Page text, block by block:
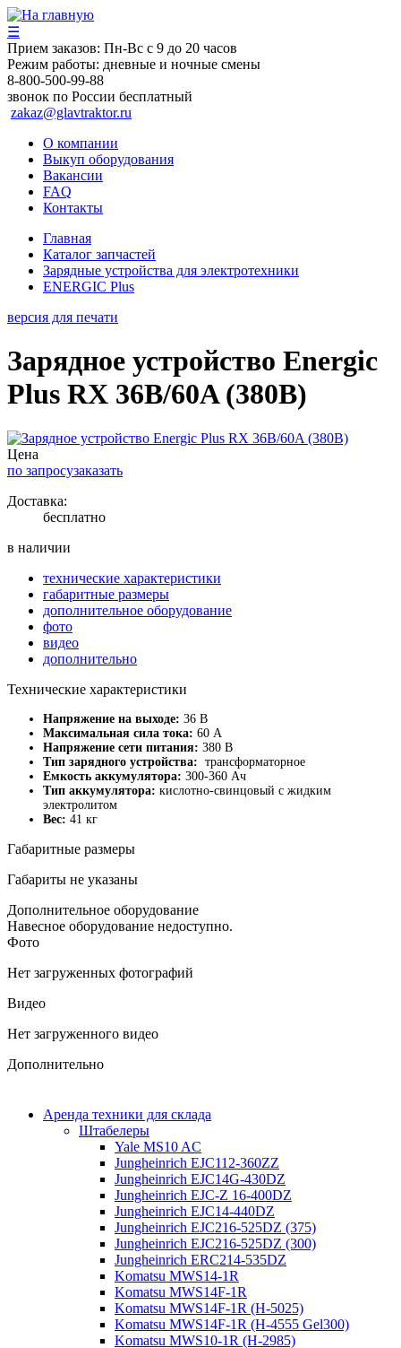
☰
Прием заказов: Пн-Вс с 9 до 20 часов
Режим работы: дневные и ночные смены
8-800-500-99-88
звонок по России бесплатный
zakaz@glavtraktor.ru
О компании
Выкуп оборудования
Вакансии
FAQ
Контакты
Главная
Каталог запчастей
Зарядные устройства для электротехники
ENERGIC Plus
версия для печати
Зарядное устройство Energic
Plus RX 36B/60A (380B)
Цена
по запросузаказать
Доставка:
бесплатно
в наличии
технические характеристики
габаритные размеры
дополнительное оборудование
фото
видео
дополнительно
Технические характеристики
Напряжение на выходе: 36 В
Максимальная сила тока: 60 А
Напряжение сети питания: 380 В
Тип зарядного устройства: трансформаторное
Емкость аккумулятора: 300-360 Ач
Тип аккумулятора: кислотно-свинцовый с жидким
электролитом
Вес: 41 кг
Габаритные размеры
Габариты не указаны
Дополнительное оборудование
Навесное оборудование недоступно.
Фото
Нет загруженных фотографий
Видео
Нет загруженного видео
Дополнительно
Аренда техники для склада
Штабелеры
Yale MS10 AC
Jungheinrich EJC112-360ZZ
Jungheinrich EJC14G-430DZ
Jungheinrich EJC-Z 16-400DZ
Jungheinrich EJC14-440DZ
Jungheinrich EJC216-525DZ (375)
Jungheinrich EJC216-525DZ (300)
Jungheinrich ERC214-535DZ
Komatsu MWS14-1R
Komatsu MWS14F-1R
Komatsu MWS14F-1R (H-5025)
Komatsu MWS14F-1R (H-4555 Gel300)
Komatsu MWS10-1R (Н-2985)